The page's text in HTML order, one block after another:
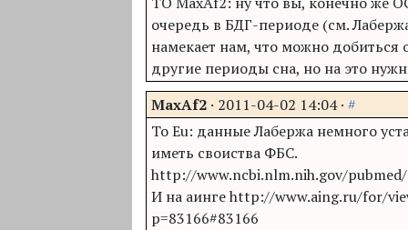
очередь в БДГ-периоде (см.
намекает нам, что можно добиться
другие периоды сна, но на это
MaxAf2 · 2011-04-02 14:04·#
To Eu: данные Лабержа немного
иметь своиства ФБС.
http://www.ncbi.nlm.nih.gov/
И на аинге http://www.aing.ru/for/
p=83166#83166